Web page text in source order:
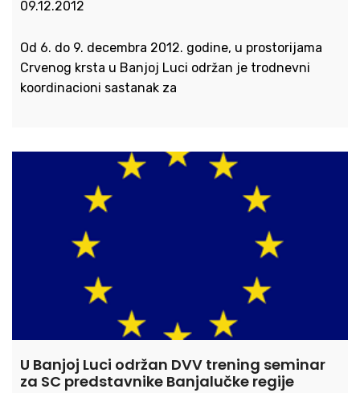
09.12.2012
Od 6. do 9. decembra 2012. godine, u prostorijama
Crvenog krsta u Banjoj Luci održan je trodnevni
koordinacioni sastanak za
U Banjoj Luci održan DVV trening seminar
za SC predstavnike Banjalučke regije